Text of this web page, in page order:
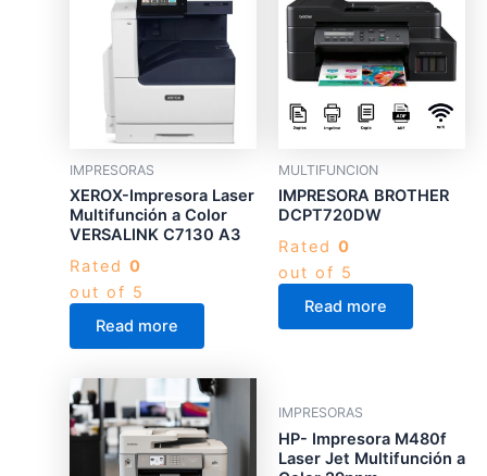
IMPRESORAS
XEROX-Impresora Laser
Multifunción a Color
VERSALINK C7130 A3
Rated 0
out of 5
Read more
MULTIFUNCION
IMPRESORA BROTHER
DCPT720DW
Rated 0
out of 5
Read more
IMPRESORAS
HP- Impresora M480f
Laser Jet Multifunción a